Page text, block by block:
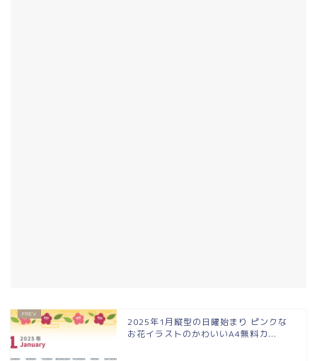
2025年1月縦型の日曜始まり ピンクな
お花イラストのかわいいA4無料カ...